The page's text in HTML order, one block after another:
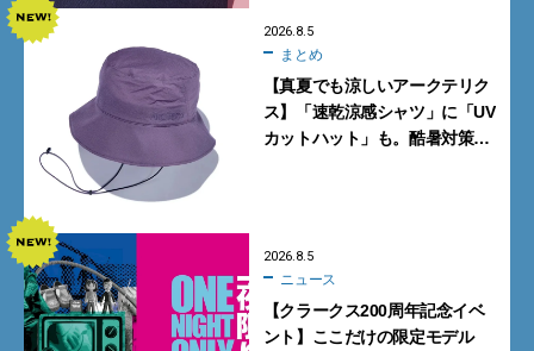
2026.8.5
まとめ
【真夏でも涼しいアークテリク
ス】「速乾涼感シャツ」に「UV
カットハット」も。酷暑対策に
2026.8.5
ニュース
【クラークス200周年記念イベ
ント】ここだけの限定モデル